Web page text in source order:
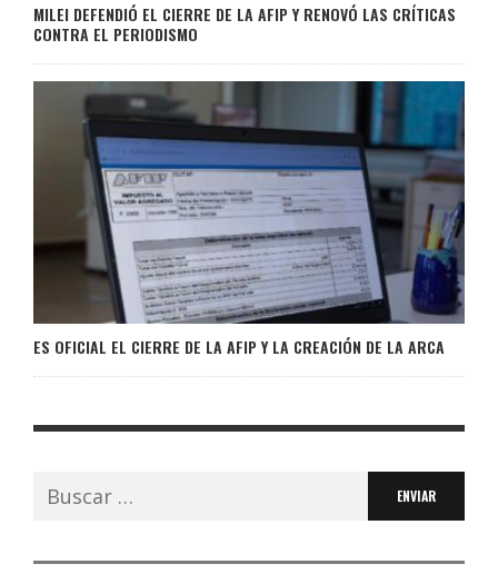
MILEI DEFENDIÓ EL CIERRE DE LA AFIP Y RENOVÓ LAS CRÍTICAS
CONTRA EL PERIODISMO
ES OFICIAL EL CIERRE DE LA AFIP Y LA CREACIÓN DE LA ARCA
Buscar: